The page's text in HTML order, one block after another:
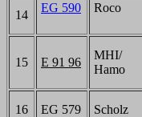
14
EG 590 Roco
15 E 91 96
MHI/
Hamo
16 EG 579 Scholz